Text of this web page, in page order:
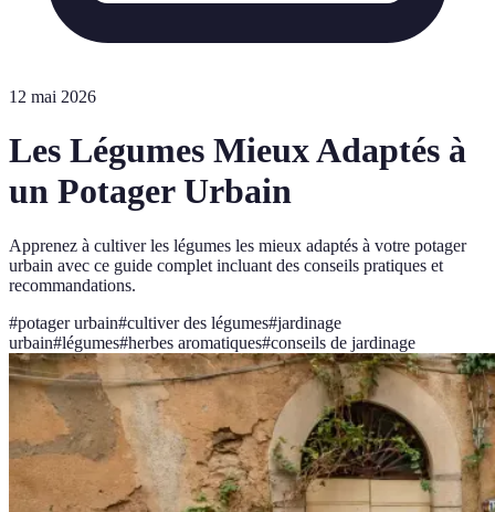
12 mai 2026
Les Légumes Mieux Adaptés à
un Potager Urbain
Apprenez à cultiver les légumes les mieux adaptés à votre potager
urbain avec ce guide complet incluant des conseils pratiques et
recommandations.
#potager urbain#cultiver des légumes#jardinage
urbain#légumes#herbes aromatiques#conseils de jardinage